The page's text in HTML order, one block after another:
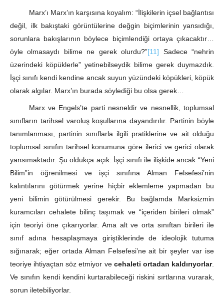
Marx’ı Marx’ın karşısına koyalım: “İlişkilerin içsel bağlantısı
değil, ilk bakıştaki görüntülerine değgin biçimlerinin yansıdığı,
sorunlara bakışlarının böylece biçimlendiği ortaya çıkacaktır…
öyle olmasaydı bilime ne gerek olurdu?”[11] Sadece “nehrin
üzerindeki köpüklerle” yetinebilseydik bilime gerek duymazdık.
İşçi sınıfı kendi kendine ancak suyun yüzündeki köpükleri, köpük
olarak algılar. Marx’ın burada söylediği bu olsa gerek…
Marx ve Engels’te parti nesneldir ve nesnellik, toplumsal
sınıfların tarihsel varoluş koşullarına dayandırılır. Partinin böyle
tanımlanması, partinin sınıflarla ilgili pratiklerine ve ait olduğu
toplumsal sınıfın tarihsel konumuna göre ilerici ve gerici olarak
yansımaktadır. Şu oldukça açık: İşçi sınıfı ile ilişkide ancak “Yeni
Bilim”in öğrenilmesi ve işçi sınıfına Alman Felsefesi’nin
kalıntılarını götürmek yerine hiçbir eklemleme yapmadan bu
yeni bilimin götürülmesi gerekir. Bu bağlamda Marksizmin
kuramcıları cehalete bilinç taşımak ve “içeriden birileri olmak”
için teoriyi öne çıkarıyorlar. Ama alt ve orta sınıftan birileri ile
sınıf adına hesaplaşmaya giriştiklerinde de ideolojik tutuma
sığınarak; eğer ortada Alman Felsefesi’ne ait bir şeyler var ise
teoriye ihtiyaçtan söz etmiyor ve cehaleti ortadan kaldırıyorlar.
Ve sınıfın kendi kendini kurtarabileceği riskini sırtlarına vurarak,
sorun iletebiliyorlar.